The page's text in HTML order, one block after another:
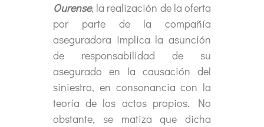
Ourense, la realización de la oferta
por parte de la compañía
aseguradora implica la asunción
de responsabilidad de su
asegurado en la causación del
siniestro, en consonancia con la
teoría de los actos propios. No
obstante, se matiza que dicha